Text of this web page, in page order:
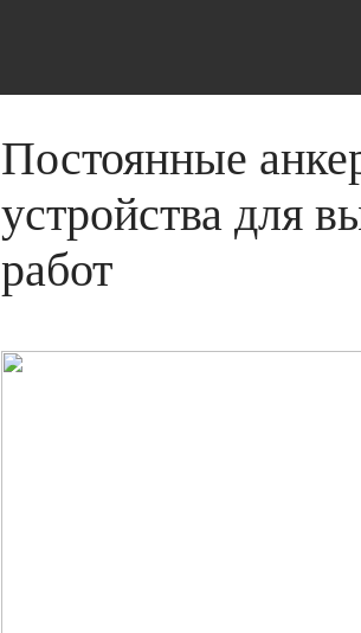
Постоянные
устройства для
работ